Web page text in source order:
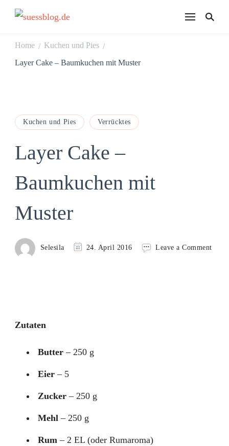
Home / Kuchen und Pies /
Layer Cake – Baumkuchen mit Muster
Kuchen und Pies Verrücktes
Layer Cake –
Baumkuchen mit
Muster
Selesila 24. April 2016 Leave a Commenton
Zutaten
Butter – 250 g
Eier – 5
Zucker – 250 g
Mehl – 250 g
Rum – 2 EL (oder Rumaroma)